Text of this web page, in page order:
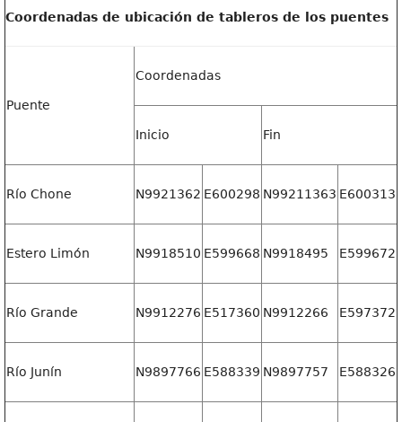
Coordenadas de ubicación de tableros de los puentes
Puente
Coordenadas
Inicio Fin
Río Chone N9921362 E600298 N99211363 E600313
Estero Limón N9918510 E599668 N9918495 E599672
Río Grande N9912276 E517360 N9912266 E597372
Río Junín N9897766 E588339 N9897757 E588326